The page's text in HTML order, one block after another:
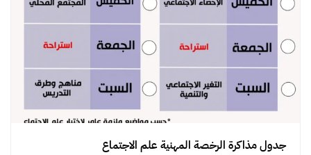
جدول مذاكرة الرخصة المهنية علم الاجتماع